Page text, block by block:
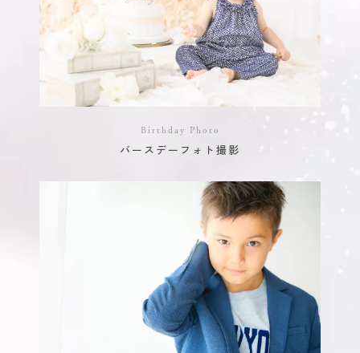
Birthday Photo
バースデーフォト撮影